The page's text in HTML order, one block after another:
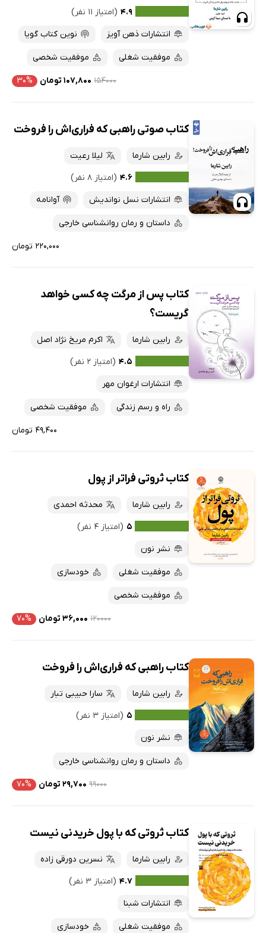
۴.۹ (امتیاز ۱۱ نفر)
انتشارات ذهن آویز
نوین کتاب گویا
موفقیت شغلی موفقیت شخصی
۱۵۴۰۰۰ ۱۰۷,۸۰۰ تومان ۳۰%
کتاب صوتی راهبی که فراری‌اش را فروخت
رابین شارما
لیلا رعیت
۴.۶ (امتیاز ۸ نفر)
انتشارات نسل نواندیش
آوانامه
داستان و رمان روانشناسی خارجی
۲۲۰,۰۰۰ تومان
کتاب پس از مرگت چه کسی خواهد
گریست؟
رابین شارما
اکرم مریخ نژاد اصل
۴.۵ (امتیاز ۲ نفر)
انتشارات ارغوان مهر
راه و رسم زندگی موفقیت شخصی
۴۹,۴۰۰ تومان
کتاب ثروتی فراتر از پول
رابین شارما
محدثه احمدی
۵ (امتیاز ۴ نفر)
نشر نون
موفقیت شغلی خودسازی
موفقیت شخصی
۱۲۰۰۰۰ ۳۶,۰۰۰ تومان ۷۰%
کتاب راهبی که فراری‌اش را فروخت
رابین شارما
سارا حبیبی تبار
۵ (امتیاز ۳ نفر)
نشر نون
داستان و رمان روانشناسی خارجی
۹۹۰۰۰ ۲۹,۷۰۰ تومان ۷۰%
کتاب ثروتی که با پول خریدنی نیست
رابین شارما
نسرین دورقی زاده
۴.۷ (امتیاز ۳ نفر)
انتشارات شبنا
موفقیت شغلی خودسازی